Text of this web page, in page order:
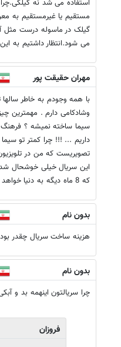
استفاده می شد نه
مستقیم یا غیرمستقیم به
گیلک در ماسوله درست
می شود.انتظار داشتیم به
مهران حقیقت پور
با همه وجودم به خاطر
وشادکامی دارم . مهمترین
سیما ساخته نمیشه ؟
داریم ... !!! چرا کمتر تو
تصویریست که من در
این سریال خیلی خوشحال
که 8 ماه دیگه به دنیا خواهد اومد ، برنامه های این گروه رو دوست خواهد داشت .بدرود
بدون نام
هزینه ساخت سریال چقدر
بدون نام
چرا سریالتون اینهمه بد و
فروزان